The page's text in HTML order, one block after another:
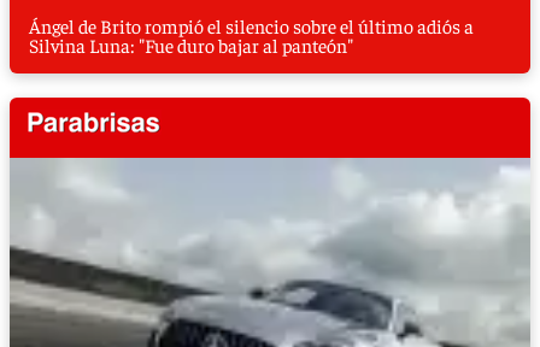
Ángel de Brito rompió el silencio sobre el último adiós a
Silvina Luna: "Fue duro bajar al panteón"